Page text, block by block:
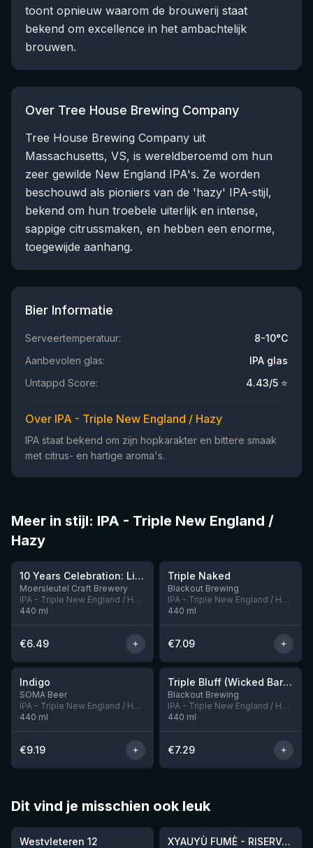
toont opnieuw waarom de brouwerij staat
bekend om excellence in het ambachtelijk
brouwen.
Over Tree House Brewing Company
Tree House Brewing Company uit
Massachusetts, VS, is wereldberoemd om hun
zeer gewilde New England IPA's. Ze worden
beschouwd als pioniers van de 'hazy' IPA-stijl,
bekend om hun troebele uiterlijk en intense,
sappige citrussmaken, en hebben een enorme,
toegewijde aanhang.
Bier Informatie
Serveertemperatuur:
8-10°C
Aanbevolen glas:
IPA glas
Untappd Score:
4.43/5 ⭐
Over IPA - Triple New England / Hazy
IPA staat bekend om zijn hopkarakter en bittere smaak
met citrus- en hartige aroma's.
Meer in stijl: IPA - Triple New England /
Hazy
Nog 710 Years Celebration: Liftoff
Moersleutel Craft Brewery
IPA - Triple New England / Hazy
440 ml
€6.49
Triple Naked
Blackout Brewing
IPA - Triple New England / Hazy
440 ml
€7.09
★ 4.1
Indigo
SOMA Beer
IPA - Triple New England / Hazy
440 ml
€9.19
Nog 4Triple Bluff (Wicked Barrel collab)
Blackout Brewing
IPA - Triple New England / Hazy
440 ml
€7.29
Dit vind je misschien ook leuk
★4.46
Westvleteren 12
★4.48
XYAUYÙ FUMÈ - RISERVA 2019